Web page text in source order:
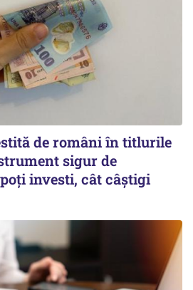
de români în titlurile
sigur de
investi, cât câștigi